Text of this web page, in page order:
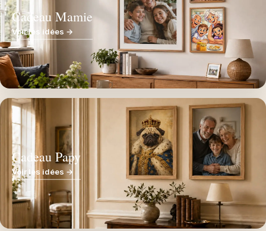
Cadeau Mamie
Voir les idées →
Cadeau Papy
Voir les idées →